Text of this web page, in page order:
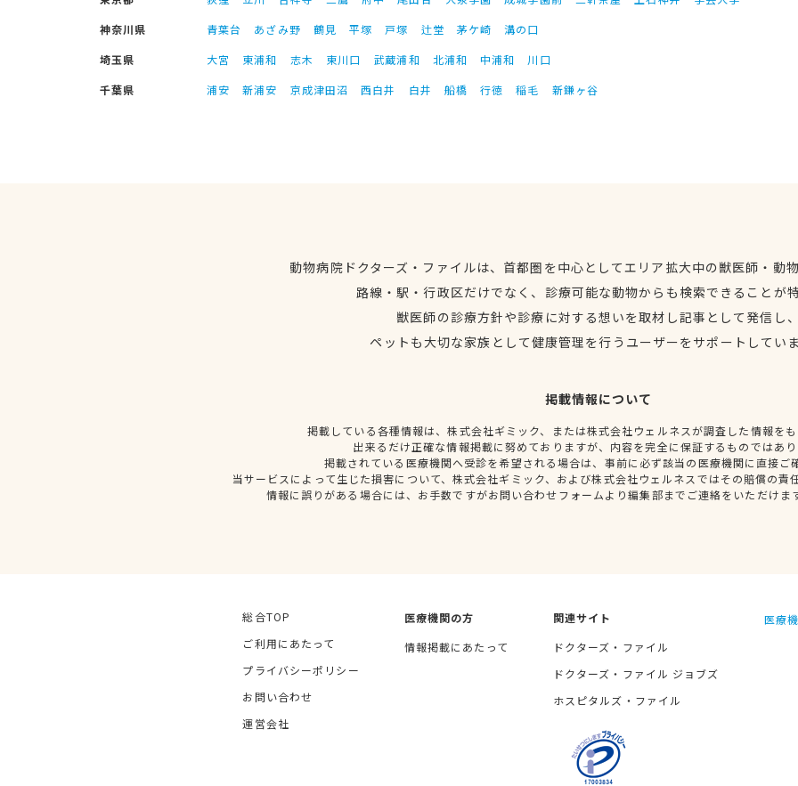
神奈川県
青葉台 あざみ野 鶴見 平塚 戸塚 辻堂 茅ケ崎
溝の口
埼玉県
大宮 東浦和 志木 東川口 武蔵浦和 北浦和 中浦和
川口
千葉県
浦安 新浦安 京成津田沼 西白井 白井 船橋 行徳 稲毛 新鎌ヶ谷
動物病院ドクターズ・ファイルは、首都圏を中心としてエリア拡大中の獣医師・動
路線・駅・行政区だけでなく、診療可能な動物からも検索できることが
獣医師の診療方針や診療に対する想いを取材し記事として発信し
ペットも大切な家族として健康管理を行うユーザーをサポートしてい
掲載情報について
掲載している各種情報は、株式会社ギミック、または株式会社ウェルネスが調査した情報を
出来るだけ正確な情報掲載に努めておりますが、内容を完全に保証するものではあ
掲載されている医療機関へ受診を希望される場合は、事前に必ず該当の医療機関に直接ご
当サービスによって生じた損害について、株式会社ギミック、および株式会社ウェルネスではその賠償の責
情報に誤りがある場合には、お手数ですがお問い合わせフォームより編集部までご連絡をいただけま
総合TOP
ご利用にあたって
プライバシーポリシー
お問い合わせ
運営会社
医療機関の方
情報掲載にあたって
関連サイト
ドクターズ・ファイル
ドクターズ・ファイル ジョブズ
ホスピタルズ・ファイル
医療